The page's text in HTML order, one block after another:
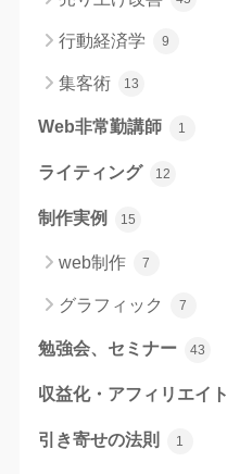
行動経済学 9
集客術 13
Web非常勤講師 1
ライティング 12
制作実例 15
web制作 7
グラフィック 7
勉強会、セミナー 43
収益化・アフィリエイト
引き寄せの法則 1